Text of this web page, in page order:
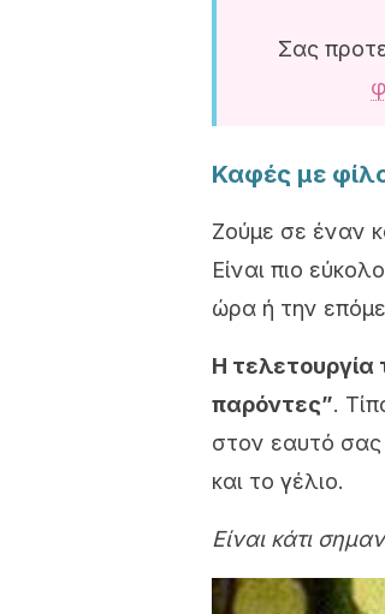
Σας
Καφές με
Ζούμε σε έναν
Είναι πιο
ώρα ή την
Η τελετουργία
παρόντες”.
στον εαυτό
και το γέλιο.
Είναι κάτι